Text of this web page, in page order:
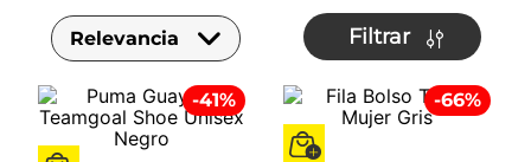
Relevancia Filtrar
-41% -66%